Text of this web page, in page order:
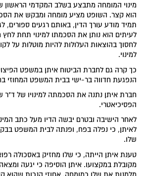
מינוי המומחה מתבצע בשלב המקדמי הראשון
הוא קצר. השופט מציע מומחה ומבקש את
תמיד מודע עורך הדין, באותם רגעים ספורים,
לעיתים הוא נותן את הסכמתו למינוי תחת
לחסוך בהוצאות העלולות להיות מוטלות על
למינוי.
כך קרה גם לחברת הביטוח איתן במשפט
הנפגעת חדווה בר-ישי בבית המשפט המחוזי
חברת איתן נתנה את הסכמתה למינויו של ד"ר
הפסיכיאטרי.
לאחר הישיבה ובטרם יבשה הדיו מעל כתב
לאיתן, כי נפלה בפח, ופנתה לבית המשפט
שלו.
טענת איתן הייתה, כי שלו מחזיק באסכולה
מקובלת במקצועו. איתן הוסיפה כי יגעה